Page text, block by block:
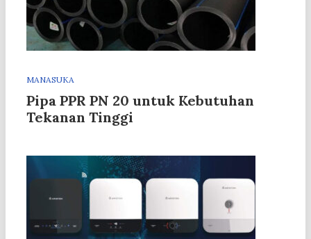
MANASUKA
Pipa PPR PN 20 untuk Kebutuhan
Tekanan Tinggi